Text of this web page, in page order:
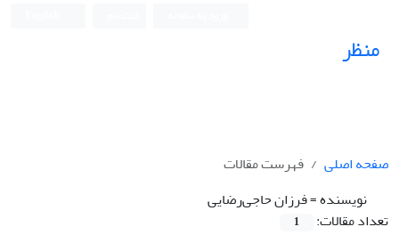
منظر
صفحه اصلی
فهرست مقالات
نویسنده =فرزان حاجی‌رضایی
تعداد مقالات:
1